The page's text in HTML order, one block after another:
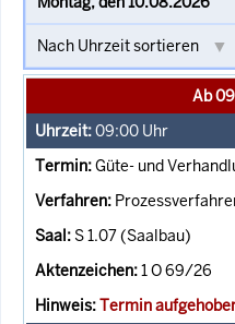
Ab
09:00 Uhr
Güte- und
S 1.07 (Saalbau)
1 O 69/26
Termin